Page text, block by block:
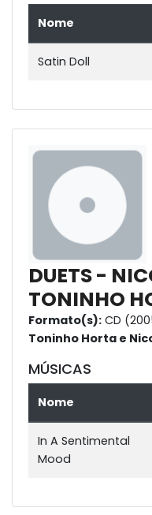
Nome
Satin Doll
DUETS -
TONINHO
Formato(s): CD
Toninho Horta e
MÚSICAS
Nome
In A Sentimental
Mood